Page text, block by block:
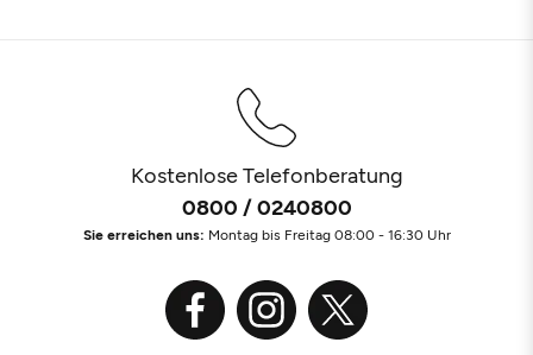
Kostenlose Telefonberatung
0800 / 0240800
Sie erreichen uns: Montag bis Freitag 08:00 - 16:30 Uhr